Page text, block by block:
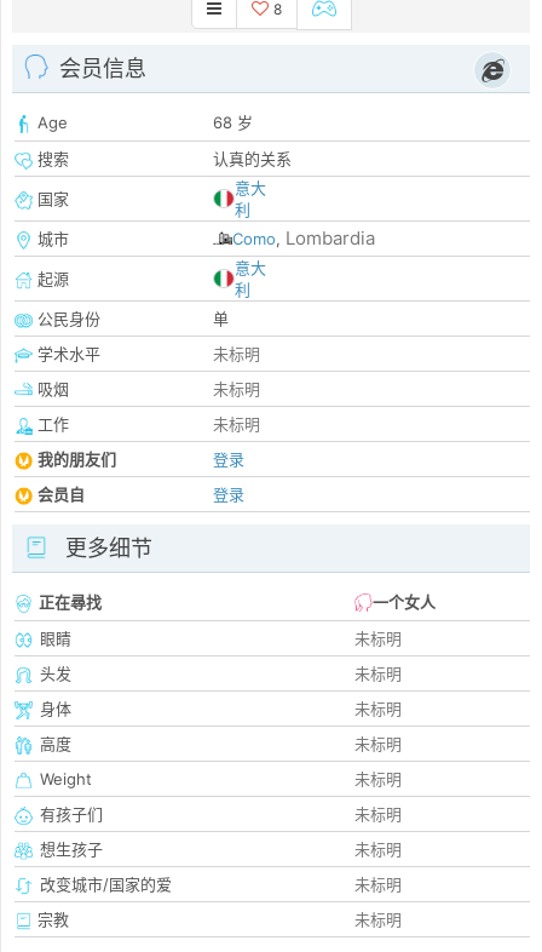
8
会员信息
Age
68 岁
搜索
认真的关系
国家
意大
利
城市
Como, Lombardia
起源
意大
利
公民身份
单
学术水平
未标明
吸烟
未标明
工作
未标明
我的朋友们
登录
会员自
登录
更多细节
正在尋找
一个女人
眼睛
未标明
头发
未标明
身体
未标明
高度
未标明
Weight
未标明
有孩子们
未标明
想生孩子
未标明
改变城市/国家的爱
未标明
宗教
未标明